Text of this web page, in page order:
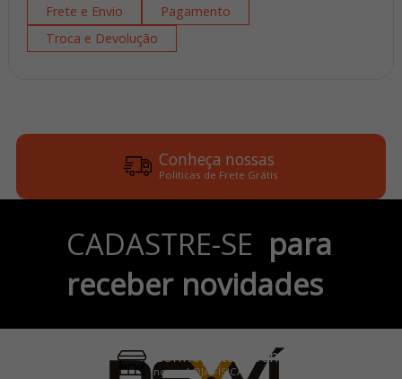
Frete e Envio
Pagamento
Troca e Devolução
Conheça nossas
Politicas de Frete Grátis
no Cartão de Crédito
Pix e Boleto
Conheça também
nossa LOJA FÍSICA
CADASTRE-SE para
receber novidades